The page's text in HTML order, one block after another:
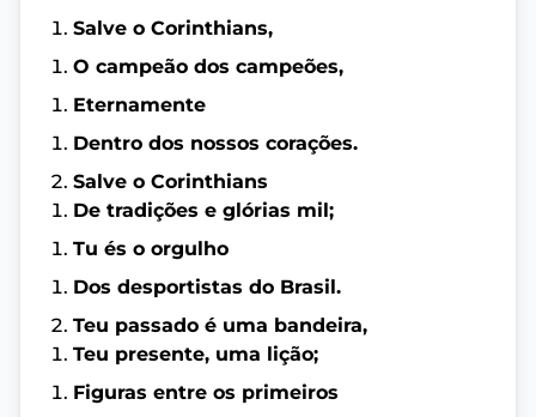
Salve o Corinthians,
O campeão dos campeões,
Eternamente
Dentro dos nossos corações.
Salve o Corinthians
De tradições e glórias mil;
Tu és o orgulho
Dos desportistas do Brasil.
Teu passado é uma bandeira,
Teu presente, uma lição;
Figuras entre os primeiros